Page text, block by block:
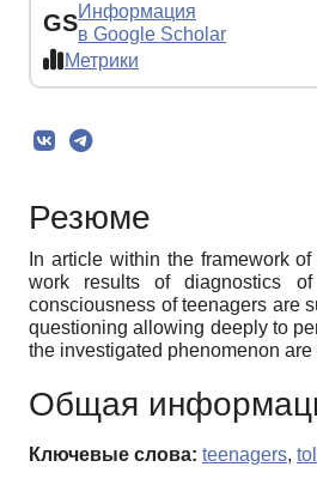
GSИнформация
в Google Scholar
Метрики
Резюме
In article within the framework
work results of diagnostics
consciousness of teenagers are
questioning allowing deeply to
the investigated phenomenon are
Общая
Ключевые слова: teenagers,